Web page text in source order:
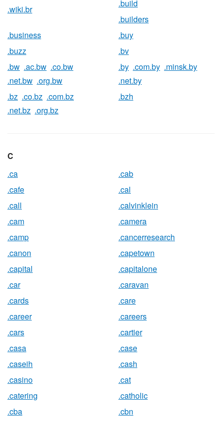
.wiki.br
.build
.builders
.business
.buy
.buzz
.bv
.bw .ac.bw .co.bw
.net.bw .org.bw
.by .com.by .minsk.by
.net.by
.bz .co.bz .com.bz
.net.bz .org.bz
.bzh
C
.ca
.cab
.cafe
.cal
.call
.calvinklein
.cam
.camera
.camp
.cancerresearch
.canon
.capetown
.capital
.capitalone
.car
.caravan
.cards
.care
.career
.careers
.cars
.cartier
.casa
.case
.caseih
.cash
.casino
.cat
.catering
.catholic
.cba
.cbn